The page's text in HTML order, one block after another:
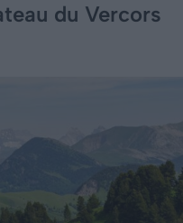
du Vercors